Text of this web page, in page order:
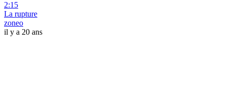
2:15
La rupture
zoneo
il y a 20 ans